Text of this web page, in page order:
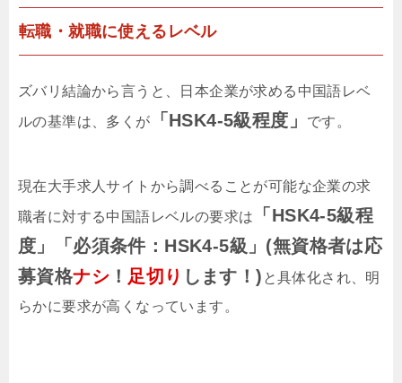
転職・就職に使えるレベル
ズバリ結論から言うと、日本企業が求める中国語レベ
ルの基準は、多くが
「HSK4-5級程度」 です。
現在大手求人サイトから調べることが可能な企業の求
職者に対する中国語レベルの要求は
「HSK4-5級程
度」「必須条件：HSK4-5級」(無資格者は応
募資格ナシ ！ 足切り します！) と具体化され、明
らかに要求が高くなっています。